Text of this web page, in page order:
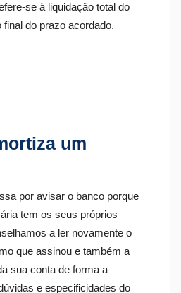
se à liquidação total do
do prazo acordado.
um
por avisar o banco porque
tem os seus próprios
a ler novamente o
que assinou e também a
sua conta de forma a
e especificidades do